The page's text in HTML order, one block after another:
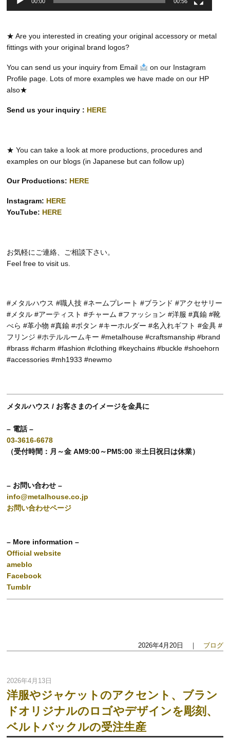
★ Are you interested in creating your original accessory or metal
fittings with your original brand logos?
You can send us your inquiry from Email
on our Instagram
Profile page. Lots of more examples we have made on our HP
also★
Send us your inquiry : HERE
★ You can take a look at more productions, procedures and
examples on our blogs (in Japanese but can follow up)
Our Productions: HERE
Instagram: HERE
YouTube: HERE
お気軽にご連絡、ご相談下さい。
Feel free to visit us.
#メタルハウス #職人技 #ネームプレート #ブランド #アクセサリー
#メタル #アーティスト #チャーム #ファッション #洋服 #真鍮 #靴
べら #革小物 #真鍮 #ボタン #キーホルダー #名入れギフト #金具 #
フリンジ #ホテルルームキー #metalhouse #craftsmanship #brand
#brass #charm #fashion #clothing #keychains #buckle #shoehorn
#accessories #mh1933 #newmo
メタルハウス / お客さまのイメージを金具に
– 電話 –
03-3616-6678
（受付時間：月～金 AM9:00～PM5:00 ※土日祝日は休業）
– お問い合わせ –
info@metalhouse.co.jp
お問い合わせページ
– More information –
Official website
ameblo
Facebook
Tumblr
2026年4月20日 ｜ ブログ
2026年4月13日
洋服やジャケットのアクセント、ブラン
ドオリジナルのロゴやデザインを彫刻、
ベルトバックルの受注生産